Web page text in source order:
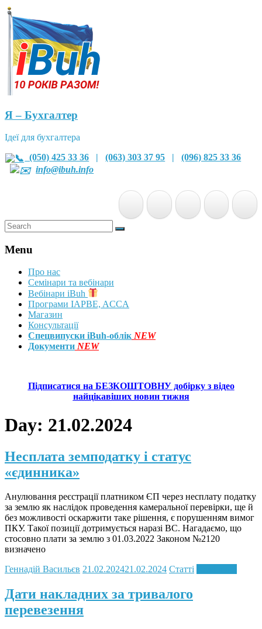
Я – Бухгалтер
Ідеї для бухгалтера
(050) 425 33 36 |(063) 303 37 95 |(096) 825 33 36
info@ibuh.info
Menu
Про нас
Семінари та вебінари
Вебінари iBuh
Програми IAPBE, ACCA
Магазин
Консультації
Спецвипуски iBuh-облік NEW
Документи NEW
Підписатися на БЕЗКОШТОВНУ добірку з відео
найцікавіших новин тижня
Day: 21.02.2024
Несплата земподатку і статус
«єдинника»
Анулювання реєстрації платником ЄП через несплату податку
за землю як наслідок проведення камеральної перевірки, ще й
без можливості оскаржити таке рішення, є порушенням вимог
ПКУ. Такої позиції дотримується наразі ВС. Нагадаємо, що
стосовно плати за землю з 01.03.2022 Законом №2120
визначено
Геннадій Васильєв 21.02.202421.02.2024 Статті
Дати накладних за тривалого
перевезення